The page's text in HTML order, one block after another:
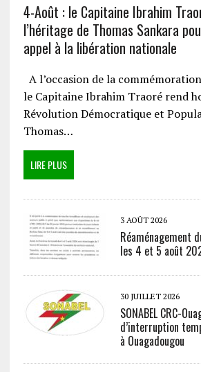
4-Août : le Capitaine Ibrahim
l’héritage de Thomas Sankara
appel à la libération nationale
A l’occasion de la
le Capitaine Ibrahim Traoré rend
Révolution Démocratique et
Thomas…
LIRE PLUS
3 AOÛT 2026
Réaménagement
les 4 et 5 août
30 JUILLET 2026
SONABEL CRC-
d’interruption
à Ouagadougou